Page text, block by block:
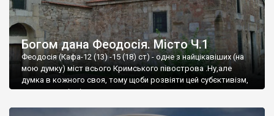
Богом дана Феодосія. Місто Ч.1
Феодосія (Кафа-12 (13) -15 (18) ст) - одне з найцікавіших (на
мою думку) міст всього Кримського півострова .Ну,але
думка в кожного своя, тому щоби розвіяти цей субєктивізм,
запрошую відвідати це